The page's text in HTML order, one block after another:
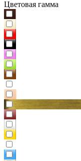
Цветовая гамма